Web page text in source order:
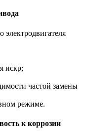
электродвигателя
искр;
частой замены
режиме.
к коррозии